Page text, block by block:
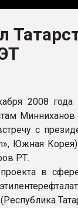
2008
с
Южная
РТ.
в